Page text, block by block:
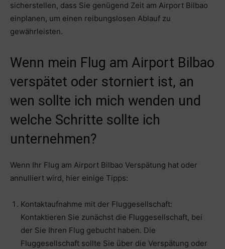
sicherstellen, dass Sie genügend Zeit am Airport Bilbao
einplanen, um einen reibungslosen Ablauf zu
gewährleisten.
Wenn mein Flug am Airport Bilbao
verspätet oder storniert ist, an
wen sollte ich mich wenden und
welche Schritte sollte ich
unternehmen?
Wenn Ihr Flug am Airport Bilbao Verspätung hat oder
annulliert wird, hier einige Tipps:
Kontaktaufnahme mit der Fluggesellschaft:
Kontaktieren Sie zunächst die Fluggesellschaft, bei
der Sie Ihren Flug gebucht haben. Die
Fluggesellschaft sollte Sie über die Verspätung oder